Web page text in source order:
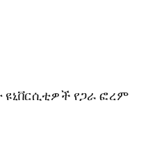
ዩኒቨርሲቲዎች የጋራ ፎረም